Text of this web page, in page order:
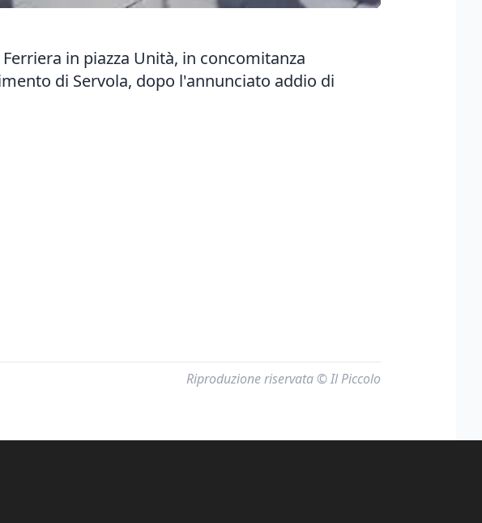
in piazza Unità, in concomitanza
di Servola, dopo l'annunciato addio di
Riproduzione riservata © Il Piccolo